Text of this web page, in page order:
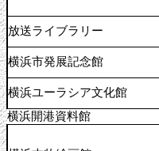
放送ライブラリー
横浜市発展記念館
横浜ユーラシア文化館
横浜開港資料館